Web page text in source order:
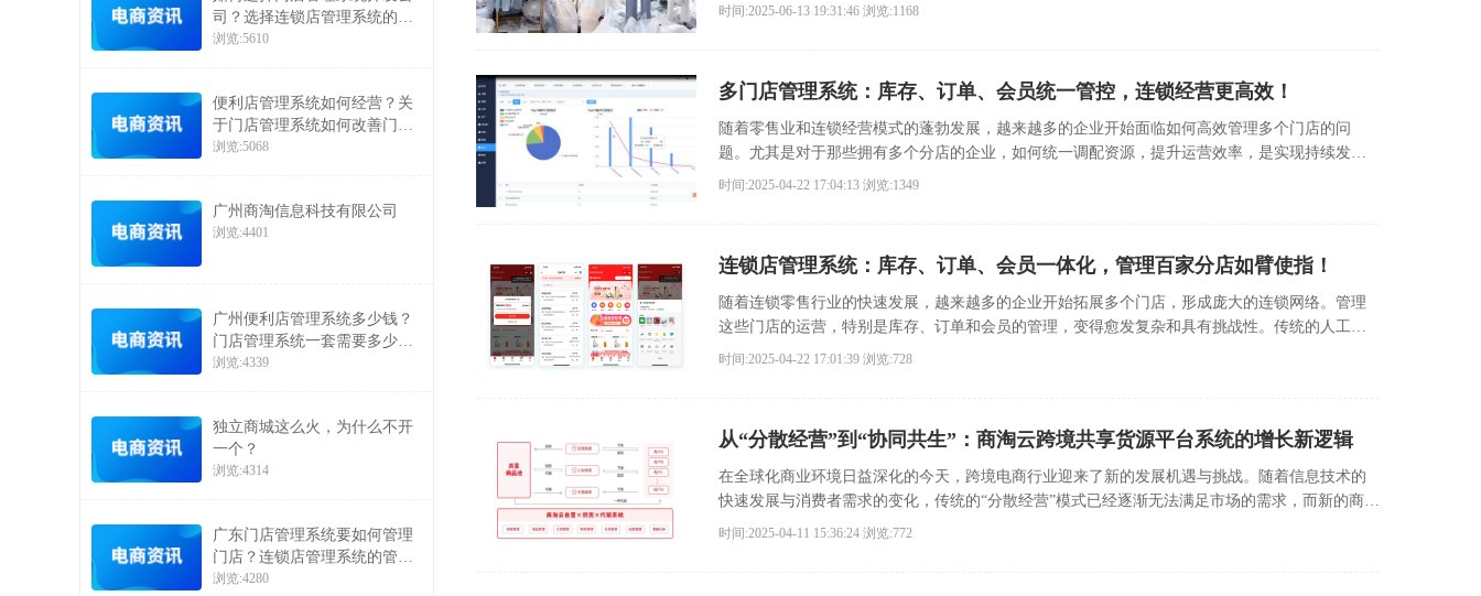
司？选择连锁店管理系统的注
意事项
浏览:5610
便利店管理系统如何经营？关
于门店管理系统如何改善门店
经营的介绍
浏览:5068
广州商淘信息科技有限公司
浏览:4401
广州便利店管理系统多少钱？
门店管理系统一套需要多少
钱？
浏览:4339
独立商城这么火，为什么不开
一个？
浏览:4314
广东门店管理系统要如何管理
门店？连锁店管理系统的管理
优势介绍
浏览:4280
时间:2025-06-13 19:31:46 浏览:1168
多门店管理系统：库存、订单、会员统一管控，连锁经营更高效！
随着零售业和连锁经营模式的蓬勃发展，越来越多的企业开始面临如何高效管理多个门店的问
题。尤其是对于那些拥有多个分店的企业，如何统一调配资源，提升运营效率，是实现持续发展
的关键。多门店管理系统应运而生，成为了连锁企业提升经营效率的重要工具。
时间:2025-04-22 17:04:13 浏览:1349
连锁店管理系统：库存、订单、会员一体化，管理百家分店如臂使指！
随着连锁零售行业的快速发展，越来越多的企业开始拓展多个门店，形成庞大的连锁网络。管理
这些门店的运营，特别是库存、订单和会员的管理，变得愈发复杂和具有挑战性。传统的人工管
理方式已经难以应对日益增长的管理需求，这时，连锁店管理系统的出现便成为了企业提升效
时间:2025-04-22 17:01:39 浏览:728
从“分散经营”到“协同共生”：商淘云跨境共享货源平台系统的增长新逻辑
在全球化商业环境日益深化的今天，跨境电商行业迎来了新的发展机遇与挑战。随着信息技术的
快速发展与消费者需求的变化，传统的“分散经营”模式已经逐渐无法满足市场的需求，而新的商业
逻辑则趋向于“协同共生”。
时间:2025-04-11 15:36:24 浏览:772